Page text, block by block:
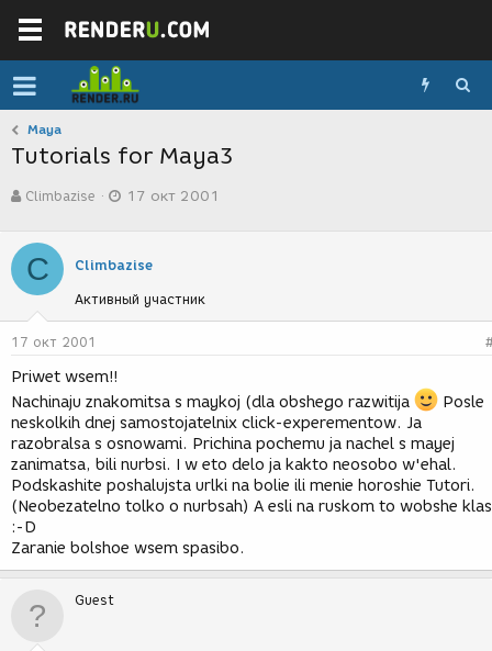
Maya
Tutorials for Maya3
в
о
р
т
е
м
ы
Climbazise
а
с
з
д
я
17 окт 2001
C Climbazise
Активный участник
17 окт 2001
Priwet wsem!!
Nachinaju znakomitsa s maykoj (dla obshego razwitija
Posle
neskolkih dnej samostojatelnix click-experementow. Ja
razobralsa s osnowami. Prichina pochemu ja nachel s mayej
zanimatsa, bili nurbsi. I w eto delo ja kakto neosobo w'ehal.
Podskashite poshalujsta urlki na bolie ili menie horoshie Tutori.
(Neobezatelno tolko o nurbsah) A esli na ruskom to wobshe
:-D
Zaranie bolshoe wsem spasibo.
Guest